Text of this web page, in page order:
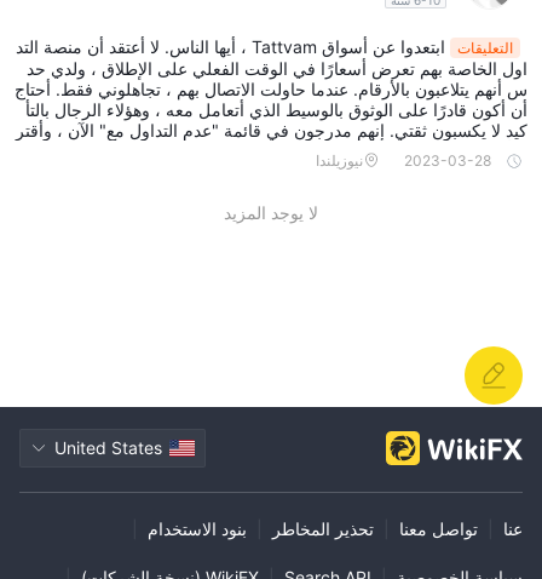
التعليقات
ابتعدوا عن أسواق Tattvam ، أيها الناس. لا أعتقد أن منصة التد
اول الخاصة بهم تعرض أسعارًا في الوقت الفعلي على الإطلاق ، ولدي حد
س أنهم يتلاعبون بالأرقام. عندما حاولت الاتصال بهم ، تجاهلوني فقط. أحتاج
أن أكون قادرًا على الوثوق بالوسيط الذي أتعامل معه ، وهؤلاء الرجال بالتأ
كيد لا يكسبون ثقتي. إنهم مدرجون في قائمة "عدم التداول مع" الآن ، وأقتر
ح أن تفعل الشيء نفسه
2023-03-28 نيوزيلندا
لا يوجد المزيد
United States
عنا تواصل معنا تحذير المخاطر بنود الاستخدام